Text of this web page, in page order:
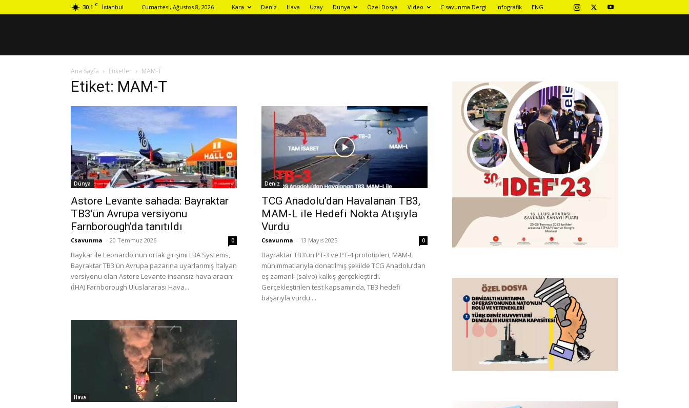
30.1 C İstanbul Cumartesi, Ağustos 8, 2026 Kara Deniz Hava Uzay Dünya Özel Dosya Video C savunma Dergi İnfografik ENG
Ana Sayfa Etiketler MAM-T
Etiket: MAM-T
Dünya
Astore Levante sahada: Bayraktar
TB3’ün Avrupa versiyonu
Farnborough’da tanıtıldı
Csavunma - 20 Temmuz 2026 0
Baykar ile Leonardo'nun ortak girişimi LBA Systems,
Bayraktar TB3'ün Avrupa pazarına uyarlanmış İtalyan
versiyonu olan Astore Levante insansız hava aracını
(İHA) Farnborough Uluslararası Hava...
Deniz
TCG Anadolu’dan Havalanan TB3,
MAM-L ile Hedefi Nokta Atışıyla
Vurdu
Csavunma - 13 Mayıs 2025 0
Bayraktar TB3’ün PT-3 ve PT-4 prototipleri, MAM-L
mühimmatlarıyla donatılmış şekilde TCG Anadolu’dan
eş zamanlı (salvo) kalkış gerçekleştirdi.
Gerçekleştirilen test kapsamında, TB3 hedefi
başarıyla vurdu....
Hava